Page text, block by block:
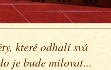
které odhalí svá
je bude milovat...